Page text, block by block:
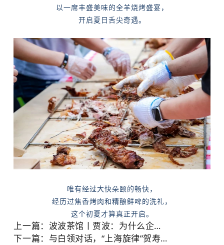
以一席丰盛美味的全羊烧烤盛宴，
开启夏日舌尖奇遇。
唯有经过大快朵颐的畅快，
经历过焦香烤肉和精酿鲜啤的洗礼，
这个初夏才算真正开启。
上一篇：
波波茶馆丨贾波：为什么企业需要持续增长？
下一篇：
与白领对话，“上海旋律”贺寿昌音乐人物肖像油画展走进德必